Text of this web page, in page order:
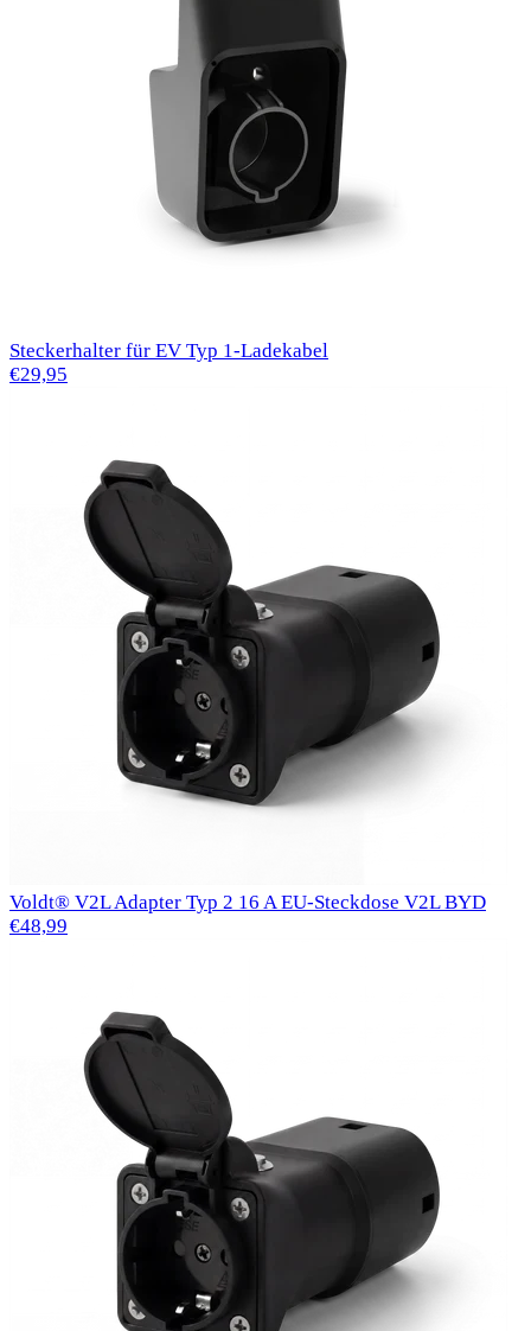
Steckerhalter für EV Typ 1-Ladekabel
€29,95
Voldt® V2L Adapter Typ 2 16 A EU-Steckdose V2L BYD
€48,99